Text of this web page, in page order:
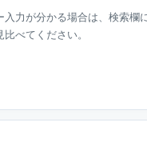
入力が分かる場合は、検索欄
べてください。